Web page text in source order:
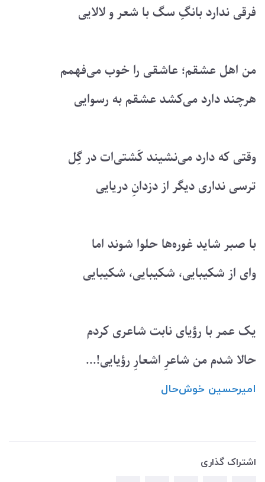
فرقی ندارد بانگِ سگ با شعر و لالایی
من اهل عشقم؛ عاشقی را خوب می‌فهمم
هرچند دارد می‌کشد عشقم به رسوایی
وقتی که دارد می‌نشیند کَشتی‌ات در گِل
ترسی نداری دیگر از دزدانِ دریایی
با صبر شاید غوره‌ها حلوا شوند اما
وای از شکیبایی، شکیبایی، شکیبایی
یک عمر با رؤیای نابت شاعری کردم
حالا شدم من شاعرِ اشعارِ رؤیایی!...
امیرحسین ‌خوش‌حال
اشتراک گذاری